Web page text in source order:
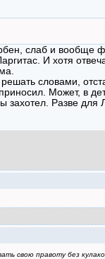
слаб и вообще
И хотя
словами,
Может, в
захотел. Разве для
свою правоту без